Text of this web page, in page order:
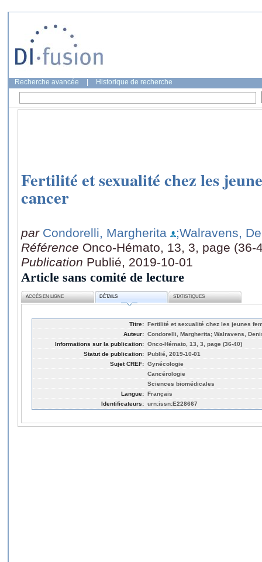
Recherche avancée Historique de recherche
Fertilité et sexualité chez les
cancer
par Condorelli, Margherita
;Walravens,
Référence Onco-Hémato, 13, 3, page (36-
Publication Publié, 2019-10-01
Article sans comité de lecture
ACCÈS EN LIGNE DÉTAILS STATISTIQUES
Titre: Fertilité et sexualité chez les jeunes
Auteur: Condorelli, Margherita; Walravens,
Informations sur la publication: Onco-Hémato, 13, 3, page (36-40)
Statut de publication: Publié, 2019-10-01
Sujet CREF: Gynécologie
Cancérologie
Sciences biomédicales
Langue: Français
Identificateurs: urn:issn:E228667